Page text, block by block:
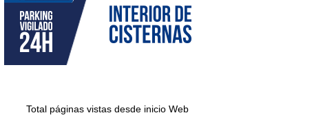
Total páginas vistas desde inicio Web